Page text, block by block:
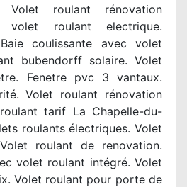
roulant rénovation
volet roulant electrique.
coulissante avec volet
bubendorff solaire. Volet
Fenetre pvc 3 vantaux.
Volet roulant rénovation
tarif La Chapelle-du-
roulants électriques. Volet
roulant de renovation.
volet roulant intégré. Volet
Volet roulant pour porte de